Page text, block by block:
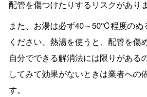
配管を傷つけたりするリスクがありま
また、お湯は必ず40～50℃程度のぬ
ください。熱湯を使うと、配管を傷
自分でできる解消法には限りがある
してみて効果がないときは業者への
す。